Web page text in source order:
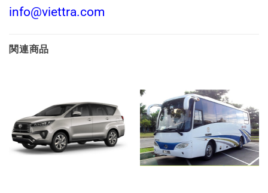
info@viettra.com
関連商品